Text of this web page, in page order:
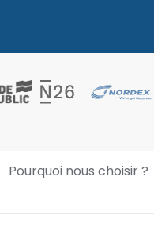
Pourquoi nous choisir ?